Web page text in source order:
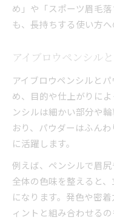
め」や「スポーツ眉毛
も、長持ちする使い方
アイブロウペンシル
アイブロウペンシルと
め、目的や仕上がりに
ンシルは細かい部分や
おり、パウダーはふん
に活躍します。
例えば、ペンシルで眉
全体の色味を整えると
になります。発色や密
ィントと組み合わせる